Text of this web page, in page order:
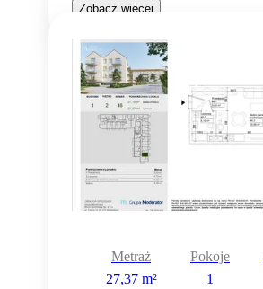
Zobacz więcej
Metraż
27,37 m²
Pokoje
1